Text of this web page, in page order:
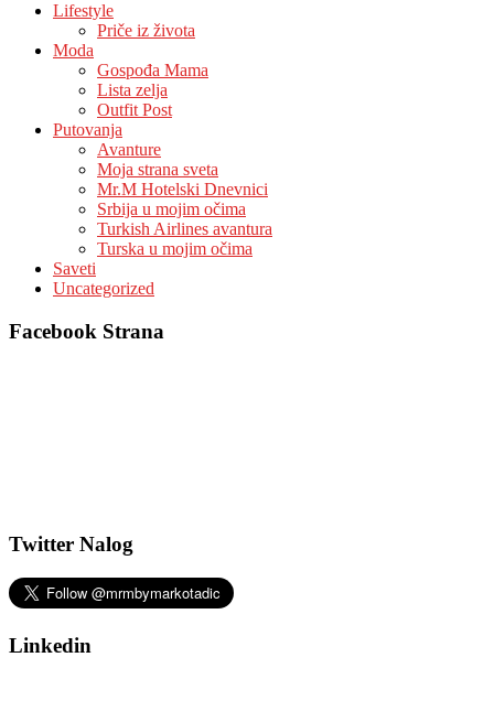
Lifestyle
Priče iz života
Moda
Gospođa Mama
Lista zelja
Outfit Post
Putovanja
Avanture
Moja strana sveta
Mr.M Hotelski Dnevnici
Srbija u mojim očima
Turkish Airlines avantura
Turska u mojim očima
Saveti
Uncategorized
Facebook Strana
Twitter Nalog
Linkedin